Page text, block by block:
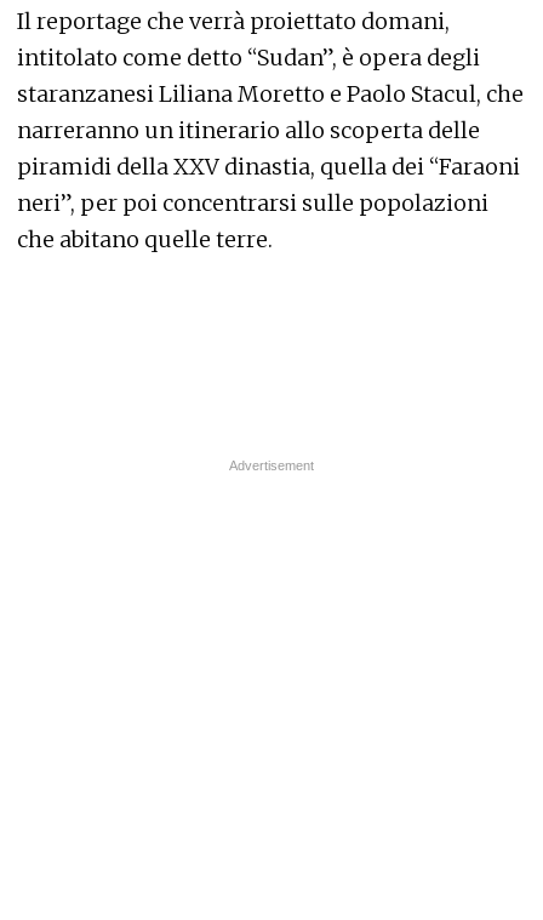
Il reportage che verrà proiettato domani,
intitolato come detto “Sudan”, è opera degli
staranzanesi Liliana Moretto e Paolo Stacul, che
narreranno un itinerario allo scoperta delle
piramidi della XXV dinastia, quella dei “Faraoni
neri”, per poi concentrarsi sulle popolazioni
che abitano quelle terre.